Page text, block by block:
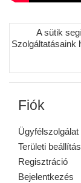
A sütik
Szolgáltatásaink
Fiók
Ügyfélszolgálat
Területi
Regisztráció
Bejelentkezés